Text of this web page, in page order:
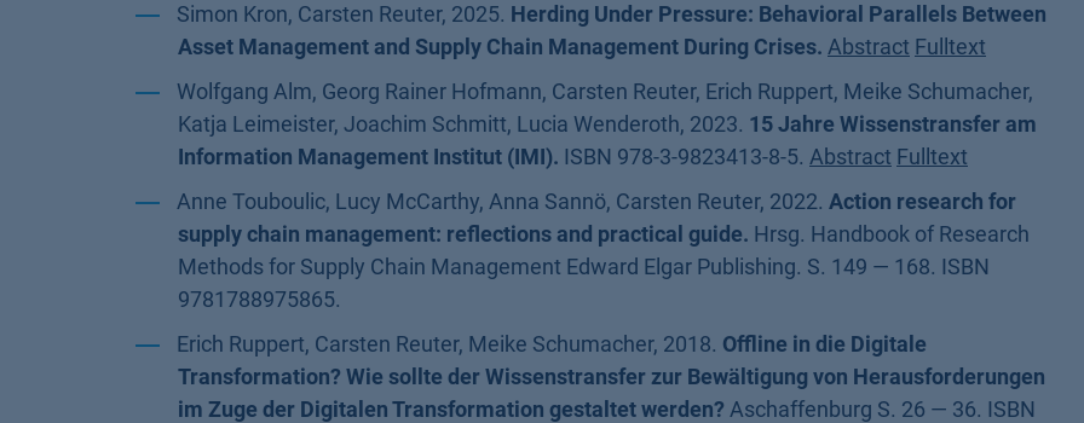
Simon Kron, Carsten Reuter, 2025. Herding Under Pressure: Behavioral Parallels Between
Asset Management and Supply Chain Management During Crises. Abstract Fulltext
Wolfgang Alm, Georg Rainer Hofmann, Carsten Reuter, Erich Ruppert, Meike Schumacher,
Katja Leimeister, Joachim Schmitt, Lucia Wenderoth, 2023. 15 Jahre Wissenstransfer am
Information Management Institut (IMI). ISBN 978-3-9823413-8-5. Abstract Fulltext
Anne Touboulic, Lucy McCarthy, Anna Sannö, Carsten Reuter, 2022. Action research for
supply chain management: reflections and practical guide. Hrsg. Handbook of Research
Methods for Supply Chain Management Edward Elgar Publishing. S. 149 — 168. ISBN
9781788975865.
Erich Ruppert, Carsten Reuter, Meike Schumacher, 2018. Offline in die Digitale
Transformation? Wie sollte der Wissenstransfer zur Bewältigung von Herausforderungen
im Zuge der Digitalen Transformation gestaltet werden? Aschaffenburg S. 26 — 36. ISBN